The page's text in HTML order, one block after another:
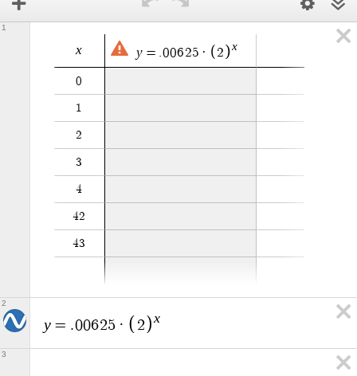
x y = .00625 · 2
x
0
1
2
3
4
42
43
1
y = .00625 · 2 x
2
3